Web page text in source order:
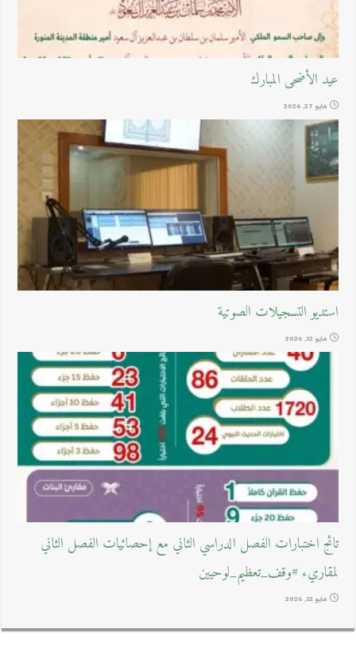
عيد الأضحى المبارك
مايو 27, 2026
استديو التسجيلات الصوتية
مايو 12, 2026
تائج اختبارات الفصل الدراسي الثاني مع إحصائيات الفصل الثاني
لمقاريء #وقف_تعظيم_لوحيين
مايو 12, 2026